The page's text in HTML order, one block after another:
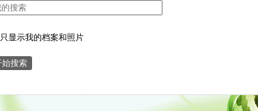
只显示我的档案和照片